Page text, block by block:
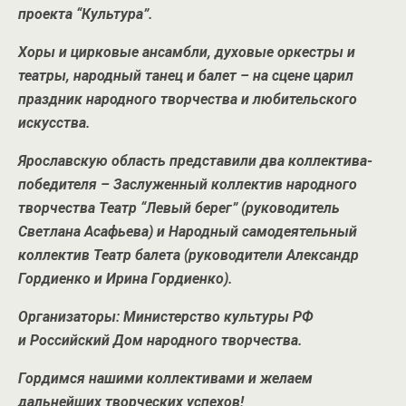
проекта “Культура”.
Хоры и цирковые ансамбли, духовые оркестры и
театры, народный танец и балет – на сцене царил
праздник народного творчества и любительского
искусства.
Ярославскую область представили два коллектива-
победителя – Заслуженный коллектив народного
творчества Театр “Левый берег” (руководитель
Светлана Асафьева) и Народный самодеятельный
коллектив Театр балета (руководители Александр
Гордиенко и Ирина Гордиенко).
Организаторы: Министерство культуры РФ
и Российский Дом народного творчества.
Гордимся нашими коллективами и желаем
дальнейших творческих успехов!